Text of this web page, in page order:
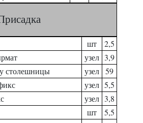
шт
2,5
узел 3,9
столешницы узел 59
узел 5,5
узел 3,8
шт
5,5